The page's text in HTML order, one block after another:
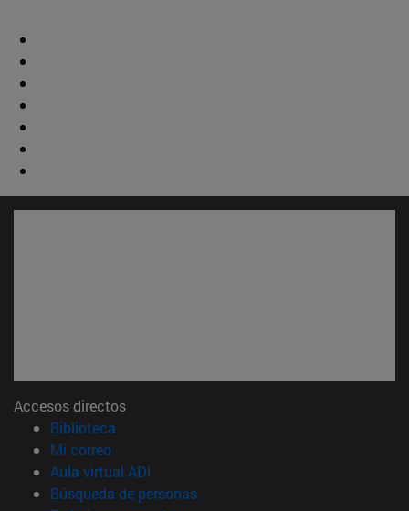
Accesos directos
Biblioteca
Mi correo(abre en nueva ventana)
Aula virtual ADI
Búsqueda de personas(abre en nueva ventana)